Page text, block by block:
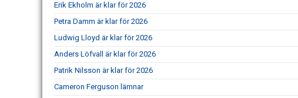
Erik Ekholm är klar för 2026
Petra Damm är klar för 2026
Ludwig Lloyd är klar för 2026
Anders Löfvall är klar för 2026
Patrik Nilsson är klar för 2026
Cameron Ferguson lämnar